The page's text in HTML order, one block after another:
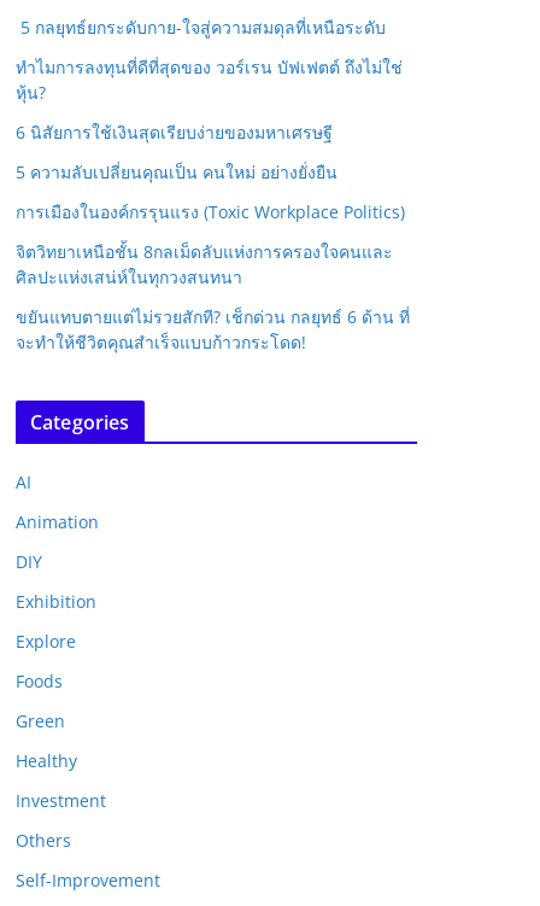
5 กลยุทธ์ยกระดับกาย-ใจสู่ความสมดุลที่เหนือระดับ
ทำไมการลงทุนที่ดีที่สุดของ วอร์เรน บัฟเฟตต์ ถึงไม่ใช่
หุ้น?
6 นิสัยการใช้เงินสุดเรียบง่ายของมหาเศรษฐี
5 ความลับเปลี่ยนคุณเป็น คนใหม่ อย่างยั่งยืน
การเมืองในองค์กรรุนแรง (Toxic Workplace Politics)
จิตวิทยาเหนือชั้น 8กลเม็ดลับแห่งการครองใจคนและ
ศิลปะแห่งเสน่ห์ในทุกวงสนทนา
ขยันแทบตายแต่ไม่รวยสักที? เช็กด่วน กลยุทธ์ 6 ด้าน ที่
จะทำให้ชีวิตคุณสำเร็จแบบก้าวกระโดด!
Categories
AI
Animation
DIY
Exhibition
Explore
Foods
Green
Healthy
Investment
Others
Self-Improvement